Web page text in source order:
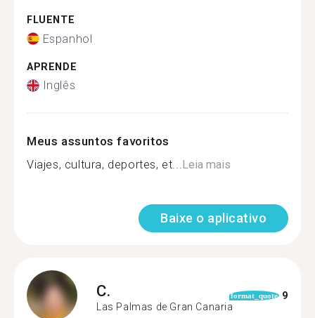
FLUENTE
Espanhol
APRENDE
Inglês
Meus assuntos favoritos
Viajes, cultura, deportes, et...Leia mais
Baixe o aplicativo
C.
Las Palmas de Gran Canaria
format_quote 9